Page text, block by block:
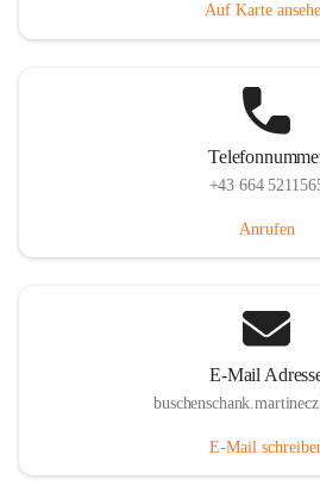
Auf Karte
+43 664
Anrufen
E-Mail
E-Mail